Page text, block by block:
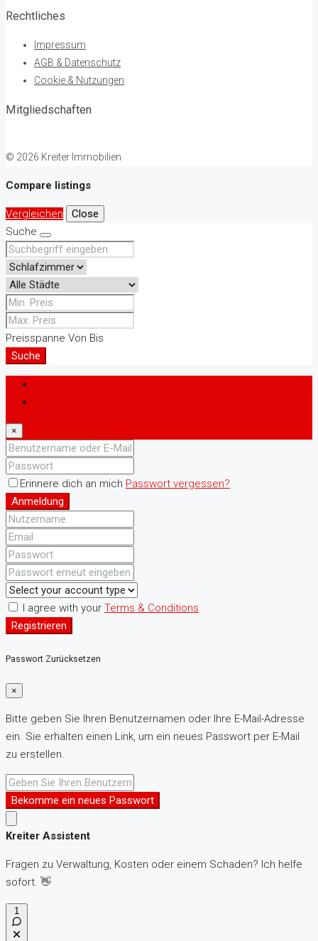
Rechtliches
Impressum
AGB & Datenschutz
Cookie & Nutzungen
Mitgliedschaften
© 2026 Kreiter Immobilien
Compare listings
Vergleichen
Close
Suche
Preisspanne Von Bis
Suche
×
Erinnere dich an mich Passwort vergessen?
Anmeldung
I agree with your Terms & Conditions
Registrieren
Passwort Zurücksetzen
×
Bitte geben Sie Ihren Benutzernamen oder Ihre E-Mail-Adresse
ein. Sie erhalten einen Link, um ein neues Passwort per E-Mail
zu erstellen.
Bekomme ein neues Passwort
Kreiter Assistent
Fragen zu Verwaltung, Kosten oder einem Schaden? Ich helfe
sofort. 👋
1